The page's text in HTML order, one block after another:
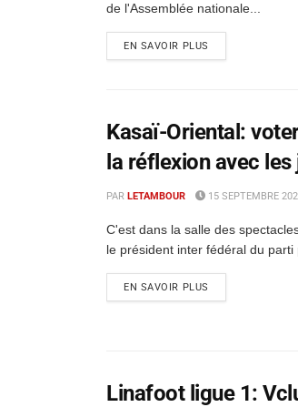
de l'Assemblée nationale...
EN SAVOIR PLUS
Kasaï-Oriental:
la réflexion avec
PAR LETAMBOUR 15 SEPTEMBRE
C'est dans la salle des
le président inter fédéral du parti
EN SAVOIR PLUS
Linafoot ligue 1: